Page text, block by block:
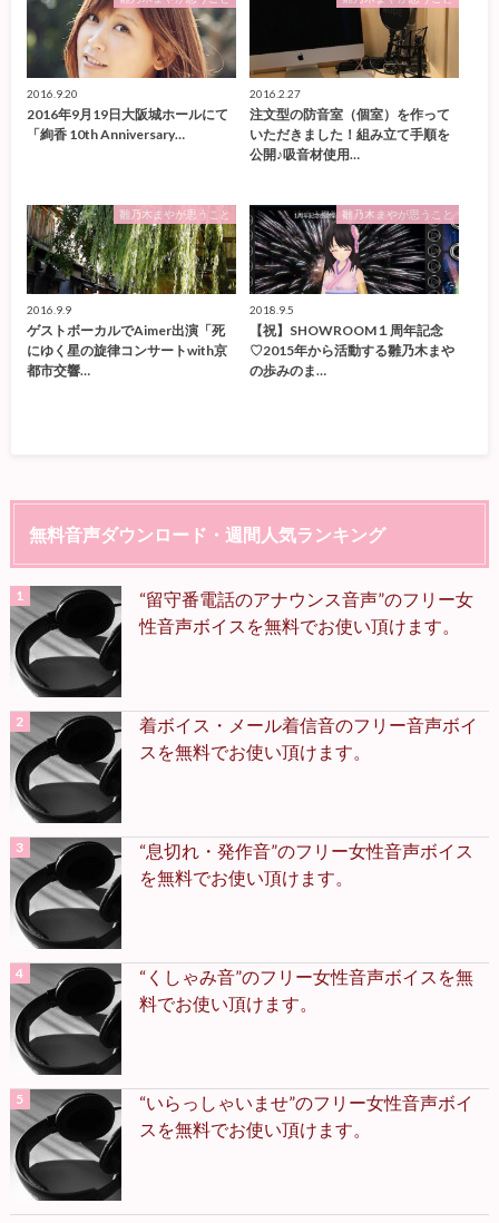
2016.9.20
2016年9月19日大阪城ホールにて
「絢香 10th Anniversary…
2016.2.27
注文型の防音室（個室）を作って
いただきました！組み立て手順を
公開♪吸音材使用…
雛乃木まやが思うこと
2016.9.9
ゲストボーカルでAimer出演「死
にゆく星の旋律コンサートwith京
都市交響…
雛乃木まやが思うこと
2018.9.5
【祝】SHOWROOM１周年記念
♡2015年から活動する雛乃木まや
の歩みのま…
無料音声ダウンロード・週間人気ランキング
“留守番電話のアナウンス音声”のフリー女
性音声ボイスを無料でお使い頂けます。
着ボイス・メール着信音のフリー音声ボイ
スを無料でお使い頂けます。
“息切れ・発作音”のフリー女性音声ボイス
を無料でお使い頂けます。
“くしゃみ音”のフリー女性音声ボイスを無
料でお使い頂けます。
“いらっしゃいませ”のフリー女性音声ボイ
スを無料でお使い頂けます。